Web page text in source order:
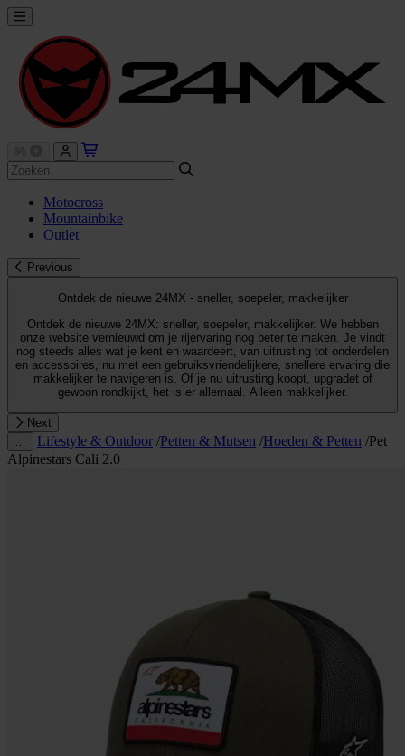
Motocross
Mountainbike
Outlet
Previous
Ontdek de nieuwe 24MX - sneller, soepeler, makkelijker
Ontdek de nieuwe 24MX: sneller, soepeler, makkelijker. We hebben
onze website vernieuwd om je rijervaring nog beter te maken. Je vindt
nog steeds alles wat je kent en waardeert, van uitrusting tot onderdelen
en accessoires, nu met een gebruiksvriendelijkere, snellere ervaring die
makkelijker te navigeren is. Of je nu uitrusting koopt, upgradet of
gewoon rondkijkt, het is er allemaal. Alleen makkelijker.
Next
Lifestyle & Outdoor /Petten & Mutsen /Hoeden & Petten /Pet
Alpinestars Cali 2.0